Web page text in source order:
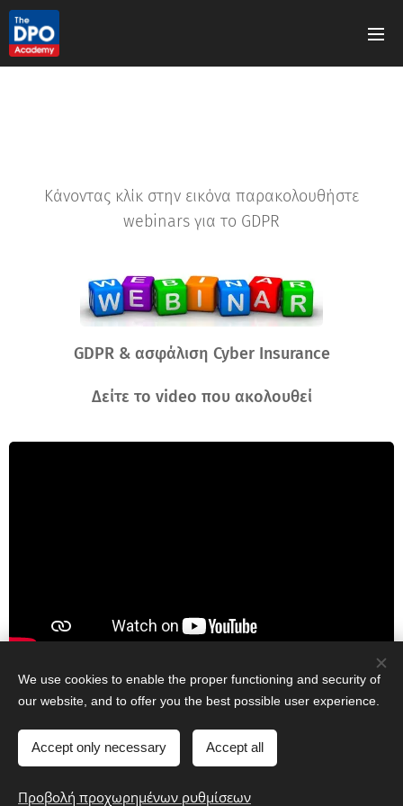
Κάνοντας κλίκ στην εικόνα παρακολουθήστε
webinars για το GDPR
GDPR & ασφάλιση Cyber Insurance
Δείτε το video που ακολουθεί
Υλοποιήθηκε από τη
Webnode
We use cookies to enable the proper functioning and security of
our website, and to offer you the best possible user experience.
Accept only necessary Accept all
Προβολή προχωρημένων ρυθμίσεων